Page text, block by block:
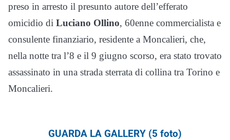
preso in arresto il presunto autore dell’efferato
omicidio di Luciano Ollino, 60enne commercialista e
consulente finanziario, residente a Moncalieri, che,
nella notte tra l’8 e il 9 giugno scorso, era stato trovato
assassinato in una strada sterrata di collina tra Torino e
Moncalieri.
GUARDA LA GALLERY (5 foto)